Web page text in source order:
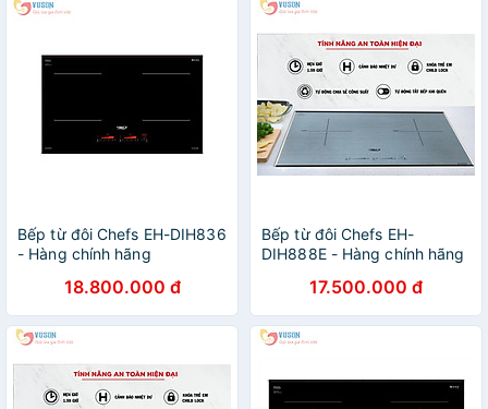
Bếp từ đôi Chefs EH-DIH836
- Hàng chính hãng
18.800.000 đ
Bếp từ đôi Chefs EH-
DIH888E - Hàng chính hãng
17.500.000 đ